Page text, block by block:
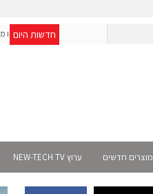
חדשות היום
חברת IAIG גייסה 6 מיליון דולר להקמת חברות תוכנה שנבנו מראש
מוצרים חדשים ערוץ NEW-TECH TV